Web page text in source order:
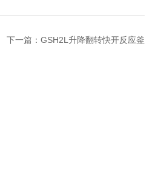
下一篇： GSH2L升降翻转快开反应釜